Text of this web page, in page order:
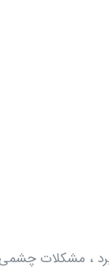
، مشکلات